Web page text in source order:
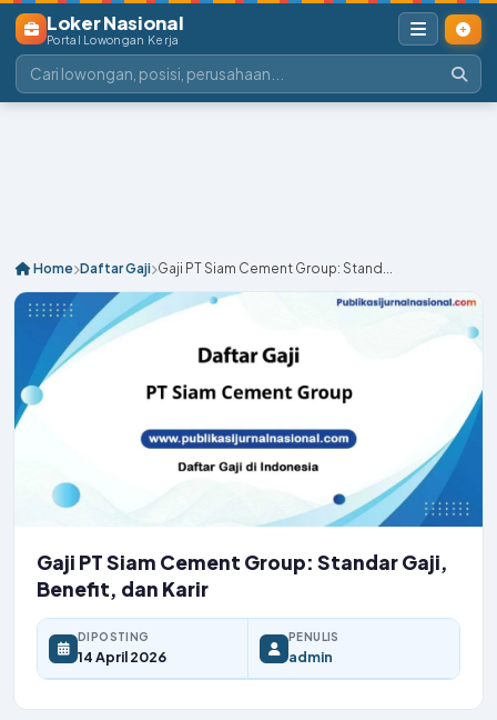
Loker Nasional
Portal Lowongan Kerja
Home Daftar Gaji Gaji PT Siam Cement Group: Stand...
Gaji PT Siam Cement Group: Standar Gaji,
Benefit, dan Karir
DIPOSTING
14 April 2026
PENULIS
admin